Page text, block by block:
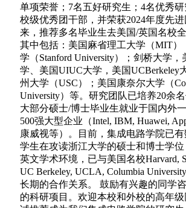
单项荣誉； 7名五好研究生；4名优秀研
校级优秀团干部， 并荣获2024年度先
来， 推荐多名毕业生去美国/英国名校
其中包括：美国麻省理工大学（MIT）
学（Stanford University）；剑桥大学
学、美国UIUC大学，美国UCBerkeley
州大学（USC）；美国康奈尔大学（
University）等。研究团队已培养20余
大部分硕士/博士毕业生就业于国内外
500强大型企业（Intel, IBM, Huawei,
康威视等）。目前，集成电路学院已
学生在攻读浙江大学的硕士和博士学
英文学术环境，已与美国名校Harvard,
UC Berkeley, UCLA, Columbia
长期的合作关系。 鼓励有兴趣的同学
的科研项目。欢迎本校和外校的高年